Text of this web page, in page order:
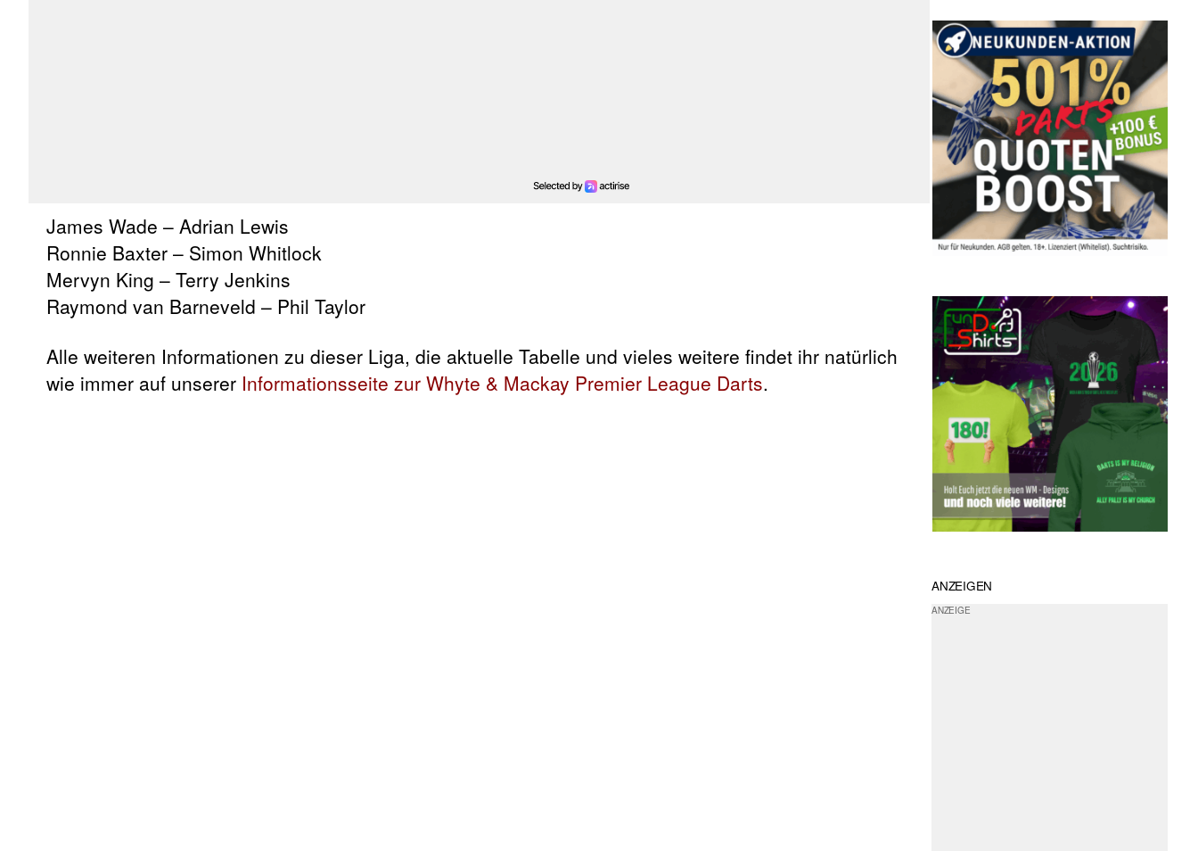
James Wade – Adrian Lewis
Ronnie Baxter – Simon Whitlock
Mervyn King – Terry Jenkins
Raymond van Barneveld – Phil Taylor
Alle weiteren Informationen zu dieser Liga, die aktuelle Tabelle und vieles weitere findet ihr natürlich
wie immer auf unserer Informationsseite zur Whyte & Mackay Premier League Darts.
ANZEIGEN